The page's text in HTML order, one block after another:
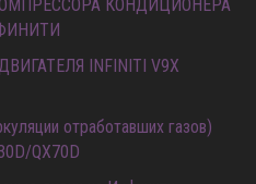
КОНДИЦИОНЕРА
INFINITI V9X
отработавших газов)
QX70D